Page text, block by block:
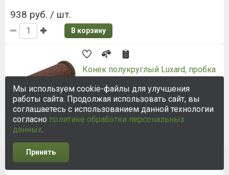
938 руб. / шт.
В корзину
Конек полукруглый Luxard, пробка
Длина: 395 мм
Наличие:
1 501 руб. / шт.
Мы используем cookie-файлы для улучшения
работы сайта. Продолжая использовать сайт, вы
соглашаетесь с использованием данной технологии
согласно политике обработки персональных
данных.
Принять